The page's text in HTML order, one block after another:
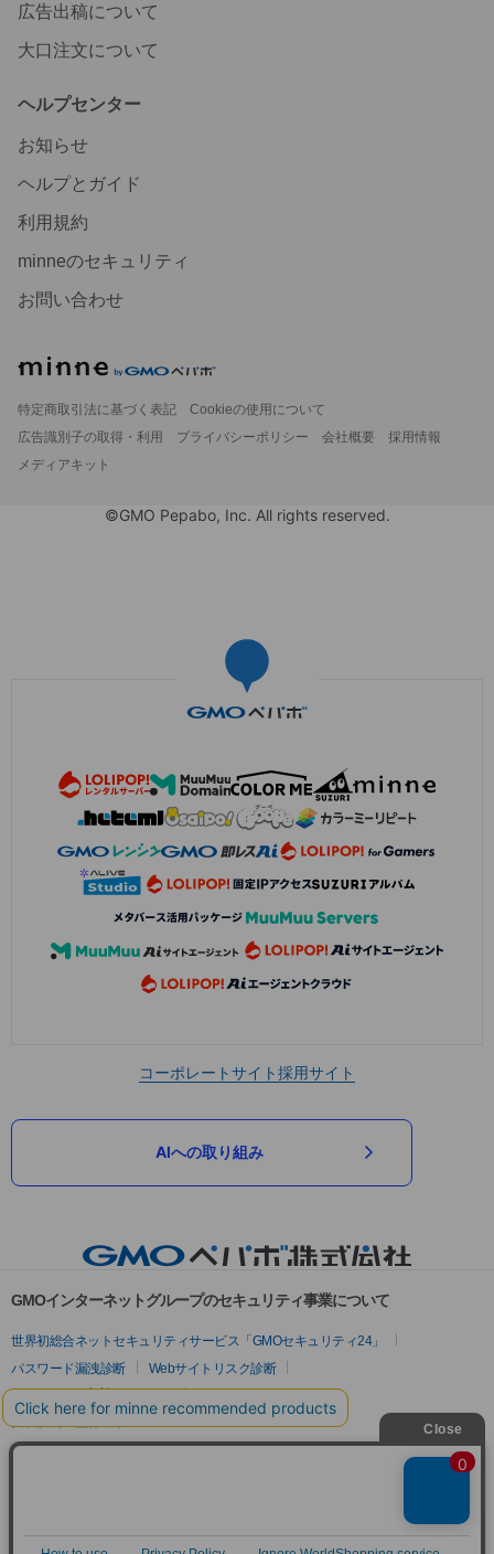
広告出稿について
大口注文について
ヘルプセンター
お知らせ
ヘルプとガイド
利用規約
minneのセキュリティ
お問い合わせ
特定商取引法に基づく表記
Cookieの使用について
広告識別子の取得・利用
プライバシーポリシー 会社概要
採用情報
メディアキット
©GMO Pepabo, Inc. All rights reserved.
コーポレートサイト採用サイト
AIへの取り組み
GMOインターネットグループのセキュリティ事業について
世界初総合ネットセキュリティサービス「GMOセキュリティ24」
パスワード漏洩診断
Webサイトリスク診断
セキュリティ相談AIチャットボット
実在証明・盗聴対策
サイバー攻撃対策（GMOサイバーセキュリティ byイエラエ）